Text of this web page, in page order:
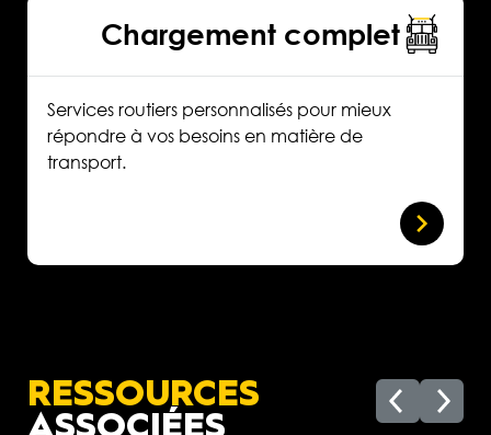
Chargement complet
Services routiers personnalisés pour mieux
répondre à vos besoins en matière de
transport.
RESSOURCES
ASSOCIÉES